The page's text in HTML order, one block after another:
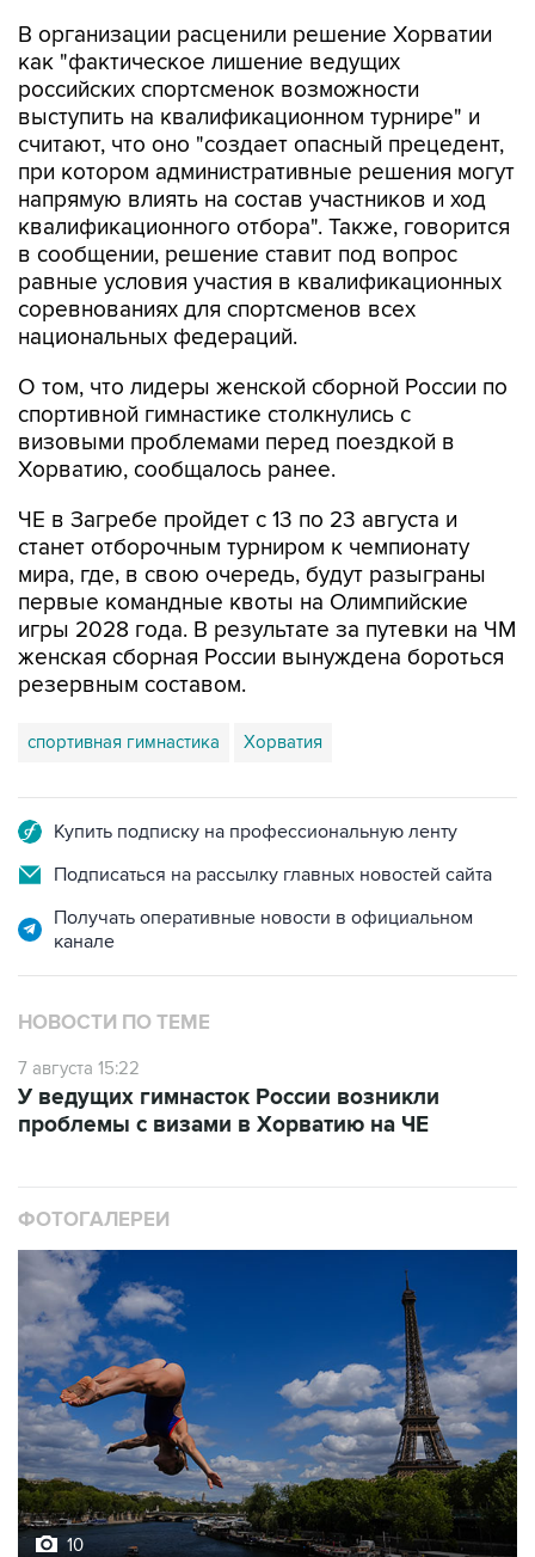
В организации расценили решение Хорватии
как "фактическое лишение ведущих
российских спортсменок возможности
выступить на квалификационном турнире" и
считают, что оно "создает опасный прецедент,
при котором административные решения могут
напрямую влиять на состав участников и ход
квалификационного отбора". Также, говорится
в сообщении, решение ставит под вопрос
равные условия участия в квалификационных
соревнованиях для спортсменов всех
национальных федераций.
О том, что лидеры женской сборной России по
спортивной гимнастике столкнулись с
визовыми проблемами перед поездкой в
Хорватию, сообщалось ранее.
ЧЕ в Загребе пройдет с 13 по 23 августа и
станет отборочным турниром к чемпионату
мира, где, в свою очередь, будут разыграны
первые командные квоты на Олимпийские
игры 2028 года. В результате за путевки на ЧМ
женская сборная России вынуждена бороться
резервным составом.
спортивная гимнастика Хорватия
Купить подписку на профессиональную ленту
Подписаться на рассылку главных новостей сайта
Получать оперативные новости в официальном
канале
НОВОСТИ ПО ТЕМЕ
7 августа 15:22
У ведущих гимнасток России возникли
проблемы с визами в Хорватию на ЧЕ
ФОТОГАЛЕРЕИ
10